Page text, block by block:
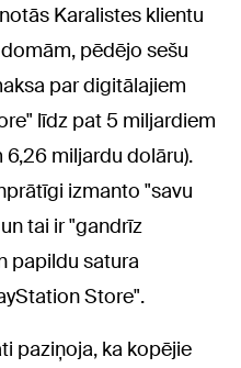
Karalistes klientu
pēdējo sešu
par digitālajiem
līdz pat 5 miljardiem
miljardu dolāru).
izmanto "savu
tai ir "gandrīz
papildu satura
Store".
paziņoja, ka kopējie